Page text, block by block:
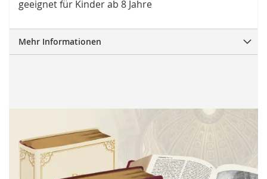
geeignet für Kinder ab 8 Jahre
Mehr Informationen